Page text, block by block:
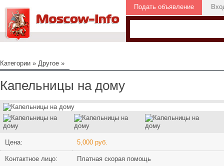
Подать объявление
Категории » Другое »
Капельницы на дому
Цена: 5,000 руб.
Контактное лицо: Платная скорая помощь